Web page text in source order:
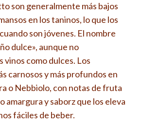
son generalmente más bajos
en los taninos, lo que los
son jóvenes. El nombre
dulce», aunque no
vinos como dulces. Los
carnosos y más profundos en
o Nebbiolo, con notas de fruta
amargura y saborz que los eleva
fáciles de beber.